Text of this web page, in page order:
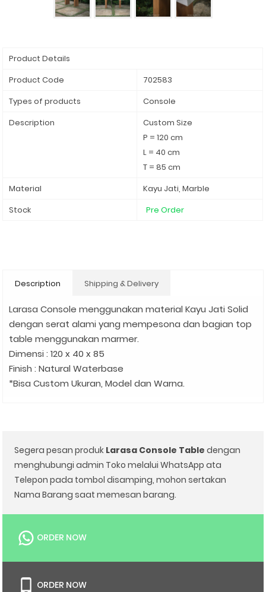
Product Details
Product Code
702583
Types of products
Console
Description
Custom Size
P = 120 cm
L = 40 cm
T = 85 cm
Material
Kayu Jati, Marble
Stock
Pre Order
Description Shipping & Delivery
Larasa Console menggunakan material Kayu Jati Solid
dengan serat alami yang mempesona dan bagian top
table menggunakan marmer.
Dimensi : 120 x 40 x 85
Finish : Natural Waterbase
*Bisa Custom Ukuran, Model dan Warna.
Segera pesan produk Larasa Console Table dengan
menghubungi admin Toko melalui WhatsApp ata
Telepon pada tombol disamping, mohon sertakan
Nama Barang saat memesan barang.
ORDER NOW
ORDER NOW